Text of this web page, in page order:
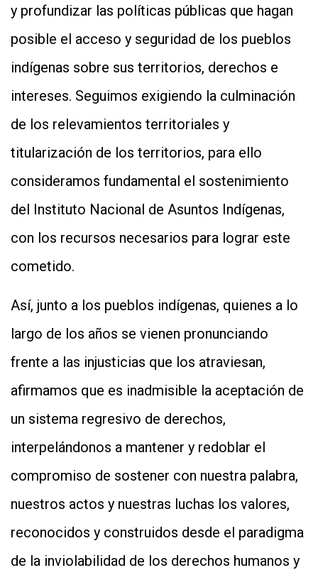
y profundizar las políticas públicas que hagan
posible el acceso y seguridad de los pueblos
indígenas sobre sus territorios, derechos e
intereses. Seguimos exigiendo la culminación
de los relevamientos territoriales y
titularización de los territorios, para ello
consideramos fundamental el sostenimiento
del Instituto Nacional de Asuntos Indígenas,
con los recursos necesarios para lograr este
cometido.
Así, junto a los pueblos indígenas, quienes a lo
largo de los años se vienen pronunciando
frente a las injusticias que los atraviesan,
afirmamos que es inadmisible la aceptación de
un sistema regresivo de derechos,
interpelándonos a mantener y redoblar el
compromiso de sostener con nuestra palabra,
nuestros actos y nuestras luchas los valores,
reconocidos y construidos desde el paradigma
de la inviolabilidad de los derechos humanos y